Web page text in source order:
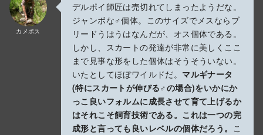
カメボス
デルポイ師匠は売切れてしまったようだな。
ジャンボな♂個体。このサイズでメスならブ
リードうはうはなんだが、オス個体である。
しかし、スカートの発達が非常に美しくここ
まで見事な形をした個体はそうそういない。
いたとしてほぼワイルドだ。 マルギナータ
(特にスカートが伸びる♂の場合)をいかにか
っこ良いフォルムに成長させて育て上げるか
はそれこそ飼育技術である。これは一つの完
成形と言っても良いレベルの個体だろう。 こ